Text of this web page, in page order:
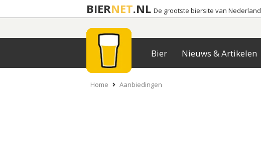
BIERNET.NL De grootste biersite van Nederland
Bier Nieuws & Artikelen
Home Aanbiedingen